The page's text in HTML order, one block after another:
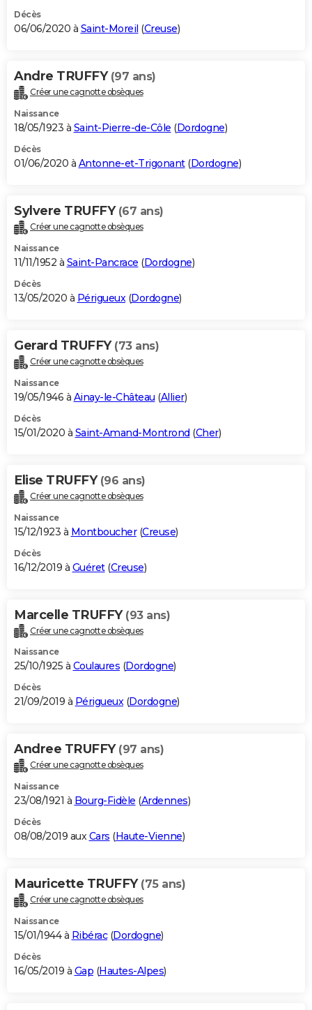
Décès
06/06/2020 à Saint-Moreil (Creuse)
Andre TRUFFY (97 ans)
Créer une cagnotte obsèques
Naissance
18/05/1923 à Saint-Pierre-de-Côle (Dordogne)
Décès
01/06/2020 à Antonne-et-Trigonant(Dordogne)
Sylvere TRUFFY (67 ans)
Créer une cagnotte obsèques
Naissance
11/11/1952 à Saint-Pancrace (Dordogne)
Décès
13/05/2020 à Périgueux(Dordogne)
Gerard TRUFFY (73 ans)
Créer une cagnotte obsèques
Naissance
19/05/1946 à Ainay-le-Château (Allier)
Décès
15/01/2020 à Saint-Amand-Montrond (Cher)
Elise TRUFFY (96 ans)
Créer une cagnotte obsèques
Naissance
15/12/1923 à Montboucher(Creuse)
Décès
16/12/2019 à Guéret(Creuse)
Marcelle TRUFFY (93 ans)
Créer une cagnotte obsèques
Naissance
25/10/1925 à Coulaures (Dordogne)
Décès
21/09/2019 à Périgueux(Dordogne)
Andree TRUFFY (97 ans)
Créer une cagnotte obsèques
Naissance
23/08/1921 à Bourg-Fidèle (Ardennes)
Décès
08/08/2019 auxCars (Haute-Vienne)
Mauricette TRUFFY (75 ans)
Créer une cagnotte obsèques
Naissance
15/01/1944 à Ribérac(Dordogne)
Décès
16/05/2019 à Gap (Hautes-Alpes)